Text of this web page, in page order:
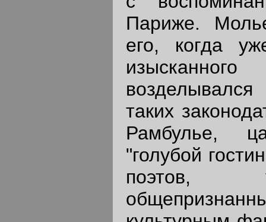
Париже.
его, когда
таких
Рамбулье,
"голубой
поэтов,